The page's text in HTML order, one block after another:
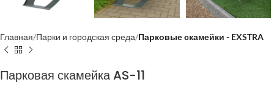
Главная Парки и городская среда Парковые скамейки - EXSTRA
Парковая скамейка AS-11